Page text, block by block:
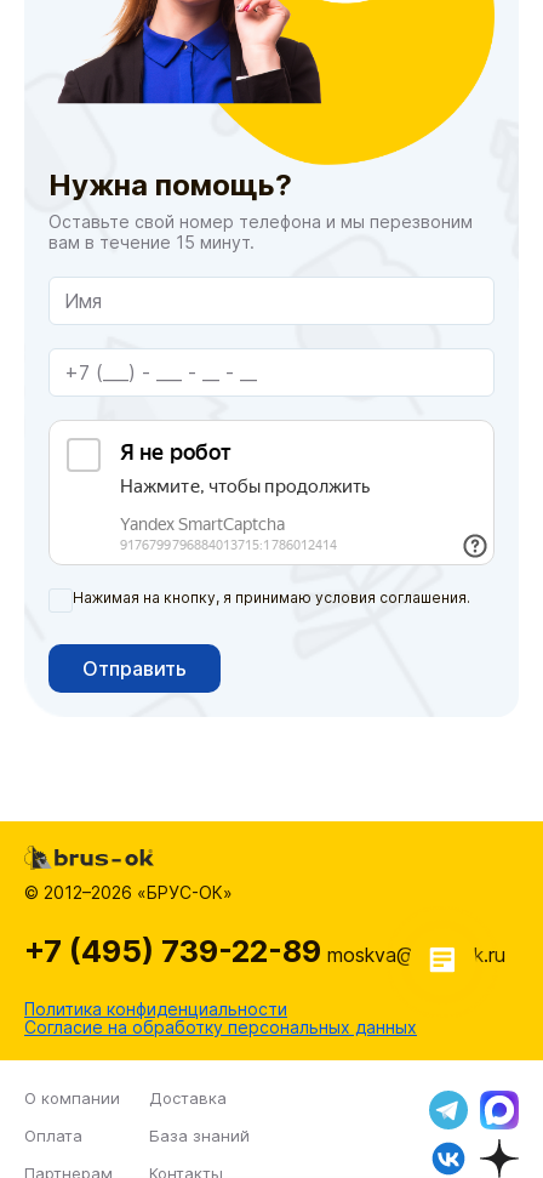
Нужна помощь?
Оставьте свой номер телефона и мы перезвоним
вам в течение 15 минут.
Нажимая на кнопку, я принимаю условия соглашения.
Отправить
© 2012–2026 «БРУС-ОК»
Политика конфиденциальности
Согласие на обработку персональных данных
+7 (495) 739-22-89 moskva@brus-ok.ru
О компании
Доставка
Оплата
База знаний
Партнерам
Контакты